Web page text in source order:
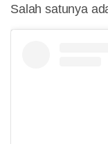
Salah satunya